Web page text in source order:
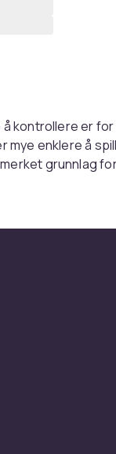
kontrollere er
mye enklere å
grunnlag
med